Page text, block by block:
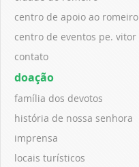
centro de apoio ao romeiro
centro de eventos pe. vitor
contato
doação
família dos devotos
história de nossa senhora
imprensa
locais turísticos